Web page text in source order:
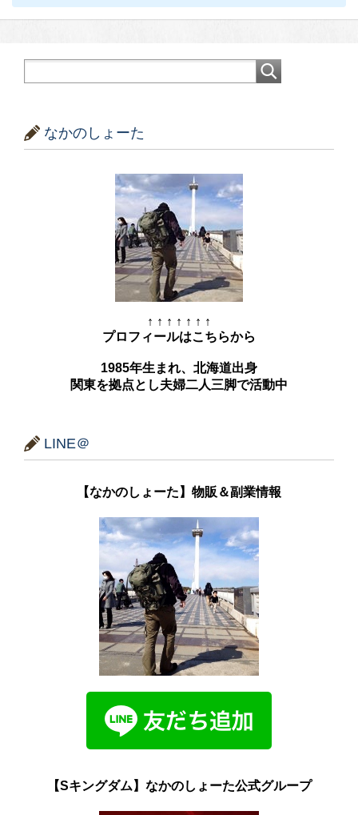
なかのしょーた
↑ ↑ ↑ ↑ ↑ ↑ ↑
プロフィールはこちらから
1985年生まれ、北海道出身
関東を拠点とし夫婦二人三脚で活動中
LINE＠
【なかのしょーた】物販＆副業情報
【Sキングダム】なかのしょーた公式グループ